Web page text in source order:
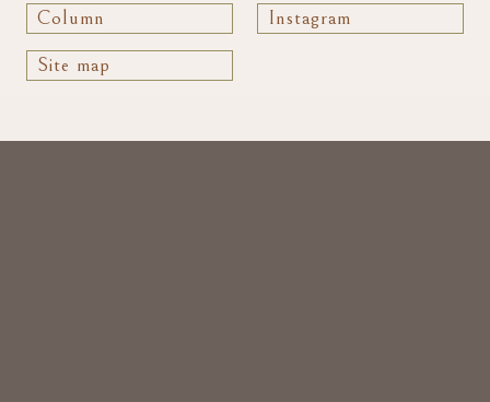
Column Instagram
Site map